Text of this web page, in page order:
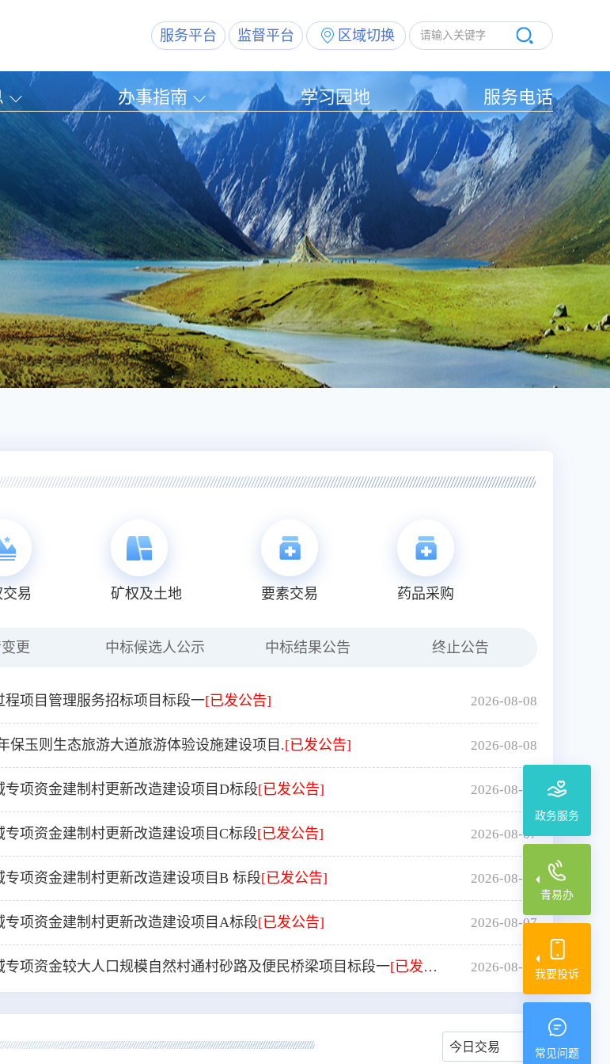
服务平台 监督平台 区域切换
办事指南 学习园地 服务电话
政务服务
青易办
我要投诉
常见问题
交易 矿权及土地 要素交易 药品采购
更 中标候选人公示 中标结果公告 终止公告
程项目管理服务招标项目标段一[已发公告] 2026-08-08
保玉则生态旅游大道旅游体验设施建设项目.[已发公告] 2026-08-08
专项资金建制村更新改造建设项目D标段[已发公告] 2026-08-07
专项资金建制村更新改造建设项目C标段[已发公告] 2026-08-07
专项资金建制村更新改造建设项目B 标段[已发公告] 2026-08-07
专项资金建制村更新改造建设项目A标段[已发公告] 2026-08-07
专项资金较大人口规模自然村通村砂路及便民桥梁项目标段一[已发公告] 2026-08-07
今日交易